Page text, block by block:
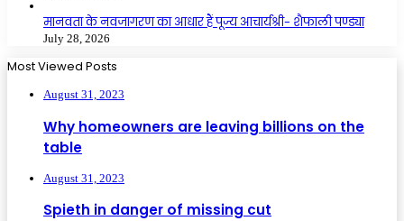
मानवता के नवजागरण का आधार हैं पूज्य आचार्यश्री- शैफाली पण्ड्या
July 28, 2026
Most Viewed Posts
August 31, 2023
Why homeowners are leaving billions on the
table
August 31, 2023
Spieth in danger of missing cut